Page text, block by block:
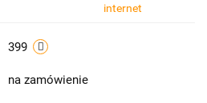
399
na zamówienie